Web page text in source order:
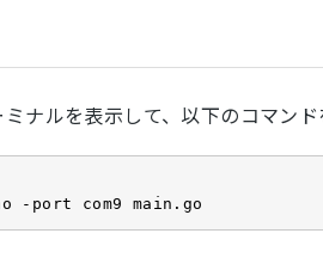
ナルを表示して、以下のコマンド
port com9 main.go